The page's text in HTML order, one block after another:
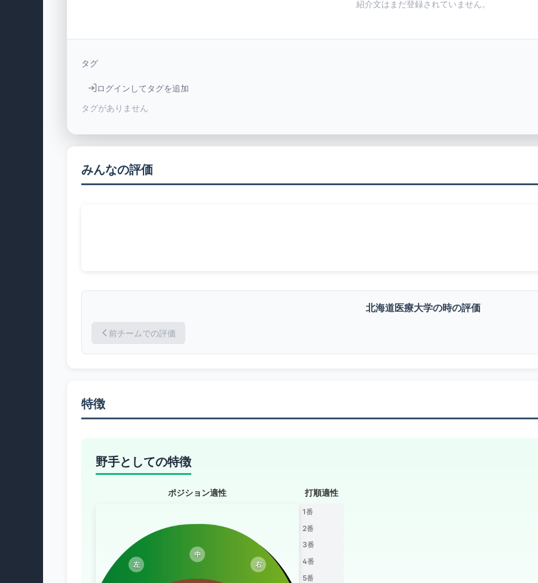
紹介文はまだ登録されていません。
タグ
ログインしてタグを追加
タグがありません
みんなの評価
北海道医療大学の時の評価
前チームでの評価
特徴
野手としての特徴
ポジション適性
左
中
右
打順適性
1番
2番
3番
4番
5番